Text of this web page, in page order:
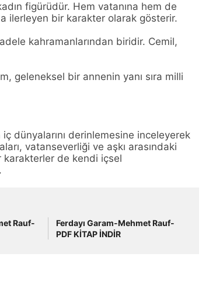
figürüdür. Hem vatanına hem de
ilerleyen bir karakter olarak gösterir.
kahramanlarından biridir. Cemil,
geleneksel bir annenin yanı sıra milli
dünyalarını derinlemesine inceleyerek
vatanseverliği ve aşkı arasındaki
karakterler de kendi içsel
Rauf-
Ferdayı Garam-Mehmet Rauf-
PDF KİTAP İNDİR